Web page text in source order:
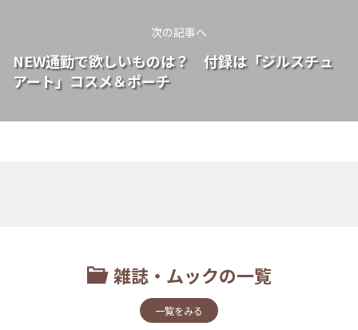
次の記事へ
NEW通勤で欲しいものは？ 付録は「ジルスチュ
アート」コスメ＆ポーチ
雑誌・ムックの一覧
一覧をみる